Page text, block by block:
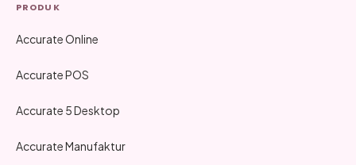
PRODUK
Accurate Online
Accurate POS
Accurate 5 Desktop
Accurate Manufaktur